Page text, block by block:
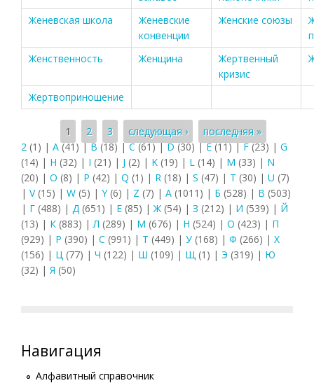
Женевская школа
Женевские
конвенции
Женские союзы
Женственность
Женщина
Жертвенный
кризис
Жертвоприношение
Страницы
1 2 3 следующая ›
последняя »
2 (1) | A(41)|B (18) |C(61)|D(30) |E(11)|F(23) | G
(14) | H (32) | I (21) | J (2) | K (19) | L (14) | M (33) | N
(20) | O (8) | P (42) | Q (1) | R (18) | S (47) | T (30) | U (7)
| V(15) | W (5) | Y(6) | Z (7) | А (1011) | Б (528) | В (503)
| Г (488) | Д (651) | Е (85) | Ж (54) | З (212) | И (539) | Й
(13) | К (883) | Л (289) | М (676) | Н (524) | О (423) | П
(929) | Р (390) | С (991) | Т (449) | У (168) | Ф (266) | Х
(156) | Ц (77) | Ч (122) | Ш (109) | Щ (1) | Э (319) | Ю
(32) | Я (50)
Навигация
Алфавитный справочник